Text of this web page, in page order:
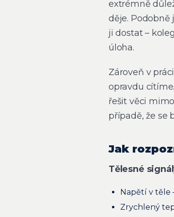
extrémně
děje.
ji dostat –
úloha.
Zároveň v
opravdu
řešit věci
případě, že se
Jak
Tělesné
Napětí v těle
Zrychlený